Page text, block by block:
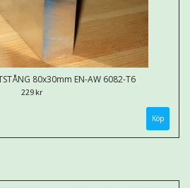
80x30mm EN-AW 6082-T6
229 kr
Köp